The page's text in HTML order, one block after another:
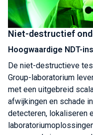
Niet-destructief
Hoogwaardige NDT-
De niet-destructieve
Group-laboratorium
met een uitgebreid
afwijkingen en schade
detecteren, lokaliseren